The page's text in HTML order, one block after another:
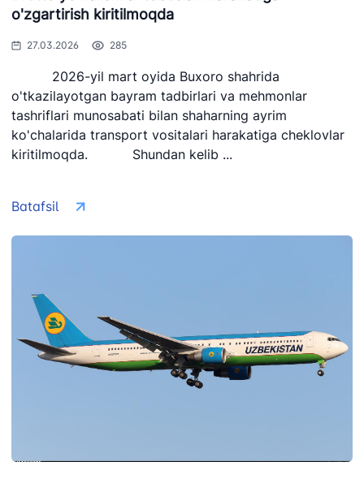
o'zgartirish kiritilmoqda
27.03.2026 285
2026-yil mart oyida Buxoro shahrida
o'tkazilayotgan bayram tadbirlari va mehmonlar
tashriflari munosabati bilan shaharning ayrim
ko'chalarida transport vositalari harakatiga cheklovlar
kiritilmoqda. Shundan kelib ...
Batafsil